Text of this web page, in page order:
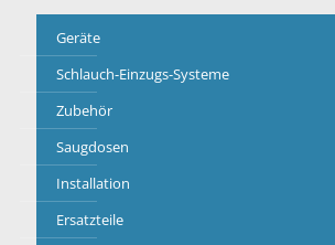
Geräte
Schlauch-Einzugs-Systeme
Zubehör
Saugdosen
Installation
Ersatzteile